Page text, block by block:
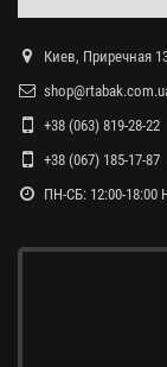
Киев, Приречная
+38 (063) 819-28-22
+38 (067) 185-17-87
ПН-СБ: 12:00-